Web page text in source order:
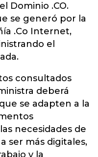
Dominio .CO.
se generó por la
.Co Internet,
el
consultados
deberá
se adapten a la
necesidades de
ser más digitales,
y la